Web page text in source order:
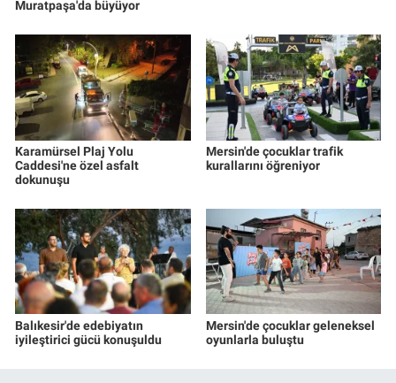
Muratpaşa'da büyüyor
Karamürsel Plaj Yolu
Caddesi'ne özel asfalt
dokunuşu
Mersin'de çocuklar trafik
kurallarını öğreniyor
Balıkesir'de edebiyatın
iyileştirici gücü konuşuldu
Mersin'de çocuklar geleneksel
oyunlarla buluştu